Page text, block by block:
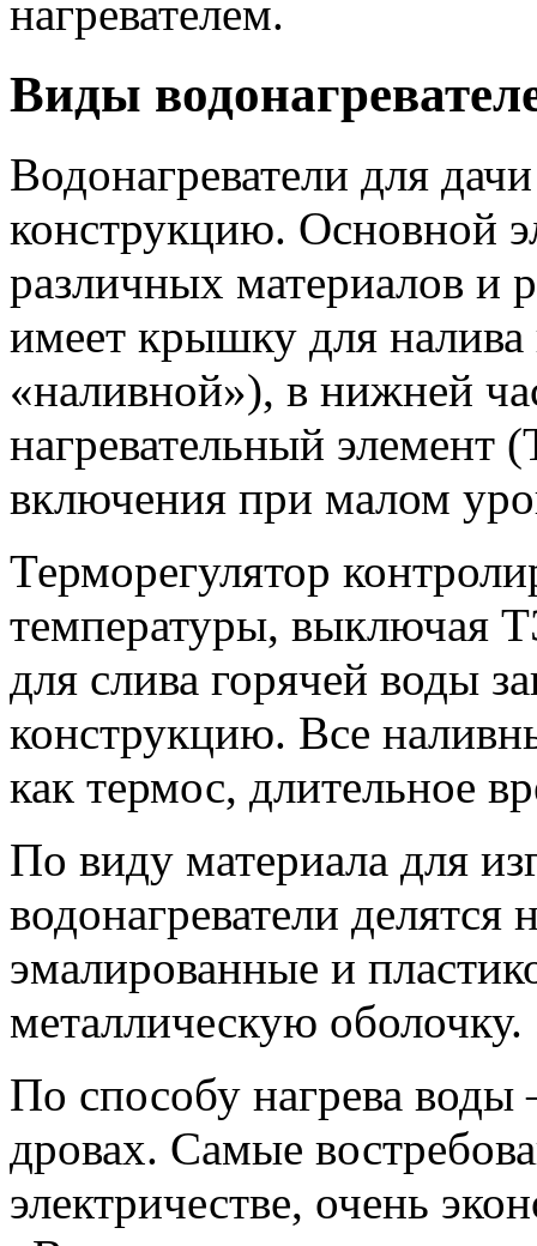
нагревателем.
Виды
Водонагреватели для
конструкцию. Основной
различных материалов и
имеет крышку для
«наливной»), в нижней
нагревательный
включения при малом
Терморегулятор
температуры, выключая
для слива горячей воды
конструкцию. Все
как термос, длительное
По виду материала для
водонагреватели
эмалированные и
металлическую оболочку.
По способу нагрева воды
дровах. Самые
электричестве, очень